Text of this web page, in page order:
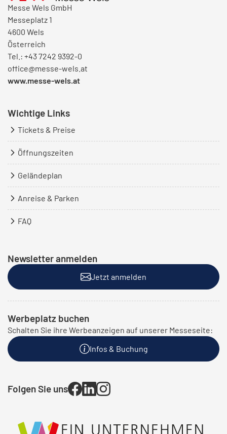
Messe Wels GmbH
Messeplatz 1
4600 Wels
Österreich
Tel.: +43 7242 9392-0
office@messe-wels.at
www.messe-wels.at
Wichtige Links
Tickets & Preise
Öffnungszeiten
Geländeplan
Anreise & Parken
FAQ
Newsletter anmelden
Jetzt anmelden
Werbeplatz buchen
Schalten Sie ihre Werbeanzeigen auf unserer Messeseite:
Infos & Buchung
Folgen Sie uns